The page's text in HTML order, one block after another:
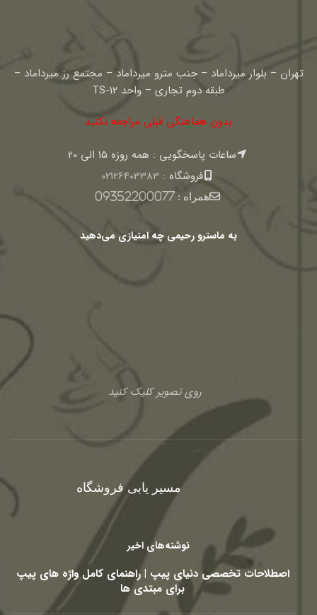
تهران – بلوار میرداماد – جنب مترو میرداماد – مجتمع رز میرداماد –
طبقه دوم تجاری – واحد TS-12
بدون هماهنگی قبلی مراجعه نکنید
ساعات پاسخگویی : همه روزه 15 الی 20
فروشگاه : 02126403383
همراه :09352200077
به ماسترو رحیمی چه امتیازی می‌دهید
روی تصویر کلیک کنید
مسیر یابی فروشگاه
نوشته‌های اخیر
اصطلاحات تخصصی دنیای پیپ | راهنمای کامل واژه های پیپ
برای مبتدی ها